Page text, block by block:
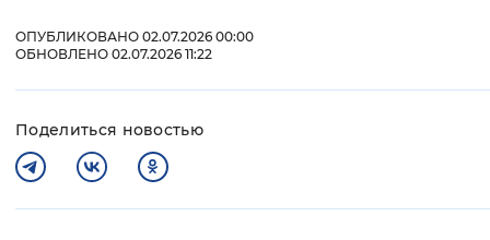
ОПУБЛИКОВАНО 02.07.2026 00:00
ОБНОВЛЕНО 02.07.2026 11:22
Поделиться новостью